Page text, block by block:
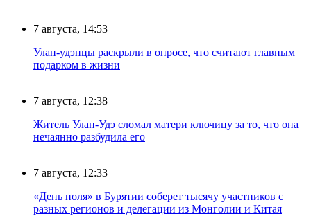
7 августа, 14:53
Улан-удэнцы раскрыли в опросе, что считают главным
подарком в жизни
7 августа, 12:38
Житель Улан-Удэ сломал матери ключицу за то, что она
нечаянно разбудила его
7 августа, 12:33
«День поля» в Бурятии соберет тысячу участников с
разных регионов и делегации из Монголии и Китая